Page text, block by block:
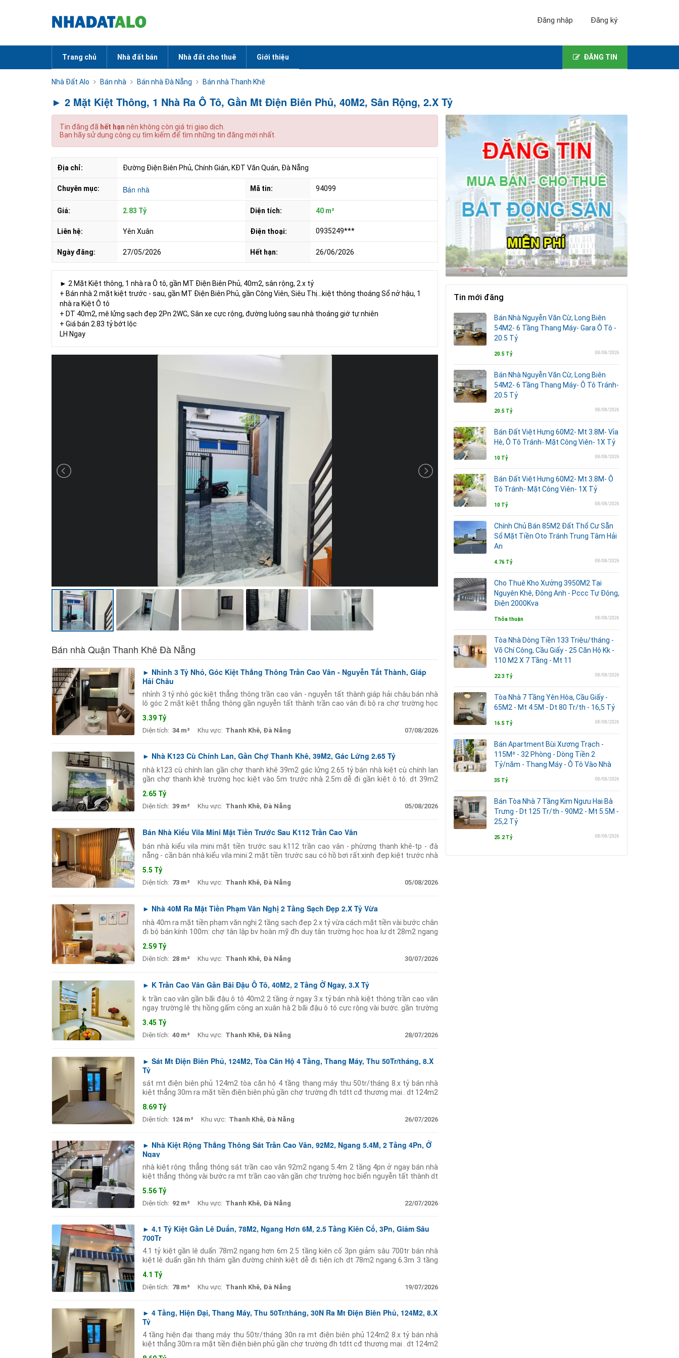
Đăng nhập Đăng ký
Trang chủ Nhà đất bán Nhà đất cho thuê Giới thiệu ĐĂNG TIN
Nhà Đất Alo Bán nhà Bán nhà Đà Nẵng Bán nhà Thanh Khê
► 2 Mặt Kiệt Thông, 1 Nhà Ra Ô Tô, Gần Mt Điện Biên Phủ, 40M2, Sân Rộng, 2.X Tỷ
Tin đăng đã hết hạn nên không còn giá trị giao dịch.
Bạn hãy sử dụng công cụ tìm kiếm để tìm những tin đăng mới nhất.
Địa chỉ: Đường Điện Biên Phủ, Chính Gián, KĐT Văn Quán, Đà Nẵng
Chuyên mục: Bán nhà Mã tin: 94099
Giá: 2.83 Tỷ Diện tích: 40 m²
Liên hệ: Yên Xuân Điện thoại: 0935249***
Ngày đăng: 27/05/2026 Hết hạn: 26/06/2026
► 2 Mặt Kiệt thông, 1 nhà ra Ô tô, gần MT Điện Biên Phủ, 40m2, sân rộng, 2.x tỷ
+ Bán nhà 2 mặt kiệt trước - sau, gần MT Điện Biên Phủ, gần Công Viên, Siêu Thị...kiệt thông thoáng Sổ nở hậu, 1
nhà ra Kiệt Ô tô
+ DT 40m2, mê lửng sạch đẹp 2Pn 2WC, Sân xe cực rộng, đường luông sau nhà thoáng giớ tự nhiên
+ Giá bán 2.83 tỷ bớt lộc
LH Ngay
Bán nhà Quận Thanh Khê Đà Nẵng
► Nhỉnh 3 Tỷ Nhỏ, Góc Kiệt Thẳng Thông Trần Cao Vân - Nguyễn Tất Thành, Giáp
Hải Châu
nhỉnh 3 tỷ nhỏ góc kiệt thẳng thông trần cao vân - nguyễn tất thành giáp hải châu bán nhà
lô góc 2 mặt kiệt thẳng thông gần nguyễn tất thành trần cao vân đi bộ ra chợ trường học
3.39 Tỷ
Diện tích: 34 m² Khu vực: Thanh Khê, Đà Nẵng 07/08/2026
► Nhà K123 Cù Chính Lan, Gần Chợ Thanh Khê, 39M2, Gác Lửng 2.65 Tỷ
nhà k123 cù chính lan gần chợ thanh khê 39m2 gác lửng 2.65 tỷ bán nhà kiệt cù chính lan
gần chợ thanh khê trường học kiệt vào 5m trước nhà 2.5m dễ đi gần kiệt ô tô. dt 39m2
2.65 Tỷ
Diện tích: 39 m² Khu vực: Thanh Khê, Đà Nẵng 05/08/2026
Bán Nhà Kiểu Vila Mini Mặt Tiền Trước Sau K112 Trần Cao Vân
bán nhà kiểu vila mini mặt tiền trước sau k112 trần cao vân - phừơng thanh khê-tp - đà
nẵng - cần bán nhà kiểu vila mini 2 mặt tiền trước sau có hồ bơi rất xinh đẹp kiệt trước nhà
5.5 Tỷ
Diện tích: 73 m² Khu vực: Thanh Khê, Đà Nẵng 05/08/2026
► Nhà 40M Ra Mặt Tiền Phạm Văn Nghị 2 Tầng Sạch Đẹp 2.X Tỷ Vừa
nhà 40m ra mặt tiền phạm văn nghị 2 tầng sạch đẹp 2.x tỷ vừa cách mặt tiền vài bước chân
đi bộ bán kính 100m: chợ tân lập bv hoàn mỹ đh duy tân trường học hoa lư dt 28m2 ngang
2.59 Tỷ
Diện tích: 28 m² Khu vực: Thanh Khê, Đà Nẵng 30/07/2026
► K Trần Cao Vân Gần Bãi Đậu Ô Tô, 40M2, 2 Tầng Ở Ngay, 3.X Tỷ
k trần cao vân gần bãi đậu ô tô 40m2 2 tầng ở ngay 3.x tỷ bán nhà kiệt thông trần cao vân
ngay trường lê thị hồng gấm công an xuân hà 2 bãi đậu ô tô cực rộng vài bước. gần trường
3.45 Tỷ
Diện tích: 40 m² Khu vực: Thanh Khê, Đà Nẵng 28/07/2026
► Sát Mt Điện Biên Phủ, 124M2, Tòa Căn Hộ 4 Tầng, Thang Máy, Thu 50Tr/tháng, 8.X
Tỷ
sát mt điện biên phủ 124m2 tòa căn hộ 4 tầng thang máy thu 50tr/tháng 8.x tỷ bán nhà
kiệt thẳng 30m ra mặt tiền điện biên phủ gần chợ trường đh tdtt cđ thương mại . dt 124m2
8.69 Tỷ
Diện tích: 124 m² Khu vực: Thanh Khê, Đà Nẵng 26/07/2026
► Nhà Kiệt Rộng Thẳng Thông Sát Trần Cao Vân, 92M2, Ngang 5.4M, 2 Tầng 4Pn, Ở
Ngay
nhà kiệt rộng thẳng thông sát trần cao vân 92m2 ngang 5.4m 2 tầng 4pn ở ngay bán nhà
kiệt thẳng thông vài bước ra mt trần cao vân gần chợ trường học biển nguyễn tất thành dt
5.56 Tỷ
Diện tích: 92 m² Khu vực: Thanh Khê, Đà Nẵng 22/07/2026
► 4.1 Tỷ Kiệt Gần Lê Duẩn, 78M2, Ngang Hơn 6M, 2.5 Tầng Kiên Cố, 3Pn, Giảm Sâu
700Tr
4.1 tỷ kiệt gần lê duẩn 78m2 ngang hơn 6m 2.5 tầng kiên cố 3pn giảm sâu 700tr bán nhà
kiệt lê duẩn gần hh thám gần đường chính kiệt dễ đi tiện ích dt 78m2 ngang 6.3m 3 tầng
4.1 Tỷ
Diện tích: 78 m² Khu vực: Thanh Khê, Đà Nẵng 19/07/2026
► 4 Tầng, Hiện Đại, Thang Máy, Thu 50Tr/tháng, 30N Ra Mt Điện Biên Phủ, 124M2, 8.X
Tỷ
4 tầng hiện đại thang máy thu 50tr/tháng 30n ra mt điện biên phủ 124m2 8.x tỷ bán nhà
kiệt thẳng 30m ra mặt tiền điện biên phủ gần chợ trường đh tdtt cđ thương mại . dt 124m2
Tin mới đăng
Bán Nhà Nguyễn Văn Cừ, Long Biên
54M2- 6 Tầng Thang Máy- Gara Ô Tô -
20.5 Tỷ
20.5 Tỷ 08/08/2026
Bán Nhà Nguyễn Văn Cừ, Long Biên
54M2- 6 Tầng Thang Máy- Ô Tô Tránh-
20.5 Tỷ
20.5 Tỷ 08/08/2026
Bán Đất Việt Hưng 60M2- Mt 3.8M- Vỉa
Hè, Ô Tô Tránh- Mặt Công Viên- 1X Tỷ
10 Tỷ 08/08/2026
Bán Đất Việt Hưng 60M2- Mt 3.8M- Ô
Tô Tránh- Mặt Công Viên- 1X Tỷ
10 Tỷ 08/08/2026
Chính Chủ Bán 85M2 Đất Thổ Cư Sẵn
Sổ Mặt Tiền Oto Tránh Trung Tâm Hải
An
4.76 Tỷ 08/08/2026
Cho Thuê Kho Xưởng 3950M2 Tại
Nguyên Khê, Đông Anh - Pccc Tự Động,
Điện 2000Kva
Thỏa thuận 08/08/2026
Tòa Nhà Dòng Tiền 133 Triệu/tháng -
Võ Chí Công, Cầu Giấy - 25 Căn Hộ Kk -
110 M2 X 7 Tầng - Mt 11
22.3 Tỷ 08/08/2026
Tòa Nhà 7 Tầng Yên Hòa, Cầu Giấy -
65M2 - Mt 4.5M - Dt 80 Tr/th - 16,5 Tỷ
16.5 Tỷ 08/08/2026
Bán Apartment Bùi Xương Trạch -
115M² - 32 Phòng - Dòng Tiền 2
Tỷ/năm - Thang Máy - Ô Tô Vào Nhà
35 Tỷ 08/08/2026
Bán Tòa Nhà 7 Tầng Kim Ngưu Hai Bà
Trưng - Dt 125 Tr/th - 90M2 - Mt 5.5M -
25,2 Tỷ
25.2 Tỷ 08/08/2026